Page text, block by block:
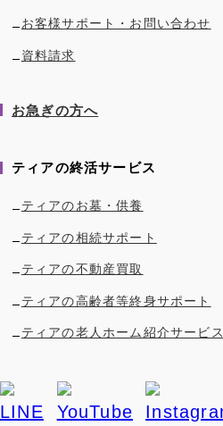
お客様サポート・お問い合わせ
資料請求
お急ぎの方へ
ティアの終活サービス
ティアのお墓・供養
ティアの相続サポート
ティアの不動産買取
ティアの高齢者等終身サポート
ティアの老人ホーム紹介サービス